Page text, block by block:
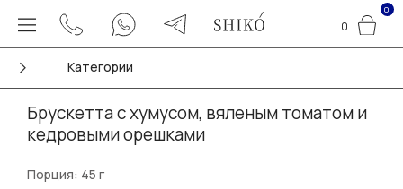
0
0
Категории
Брускетта с хумусом, вяленым томатом и
кедровыми орешками
Порция: 45 г